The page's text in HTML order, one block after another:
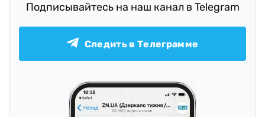
Подписывайтесь на наш канал в Telegram
Следить в Телеграмме